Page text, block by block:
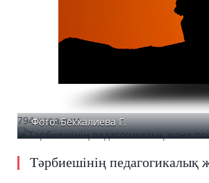
794 қаралым
Фото: Беккалиева Г.
Тәрбиешінің педагогикалық